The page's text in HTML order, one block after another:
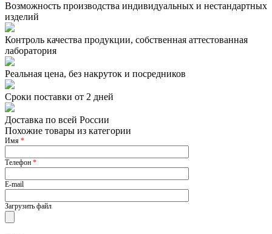
Возможность производства индивидуальных и нестандартных
изделий
Контроль качества продукции, собственная аттестованная
лаборатория
Реальная цена, без накруток и посредников
Сроки поставки от 2 дней
Доставка по всей России
Похожие товары из категории
Имя *
Телефон *
E-mail
Загрузить файл